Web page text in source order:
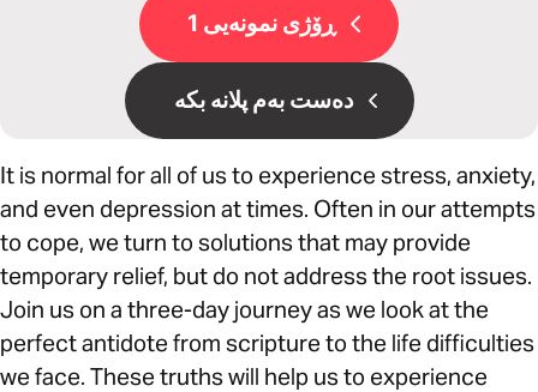
ڕۆژی نمونەیی 1
دەست بەم پلانە بکە
It is normal for all of us to experience stress, anxiety,
and even depression at times. Often in our attempts
to cope, we turn to solutions that may provide
temporary relief, but do not address the root issues.
Join us on a three-day journey as we look at the
perfect antidote from scripture to the life difficulties
we face. These truths will help us to experience